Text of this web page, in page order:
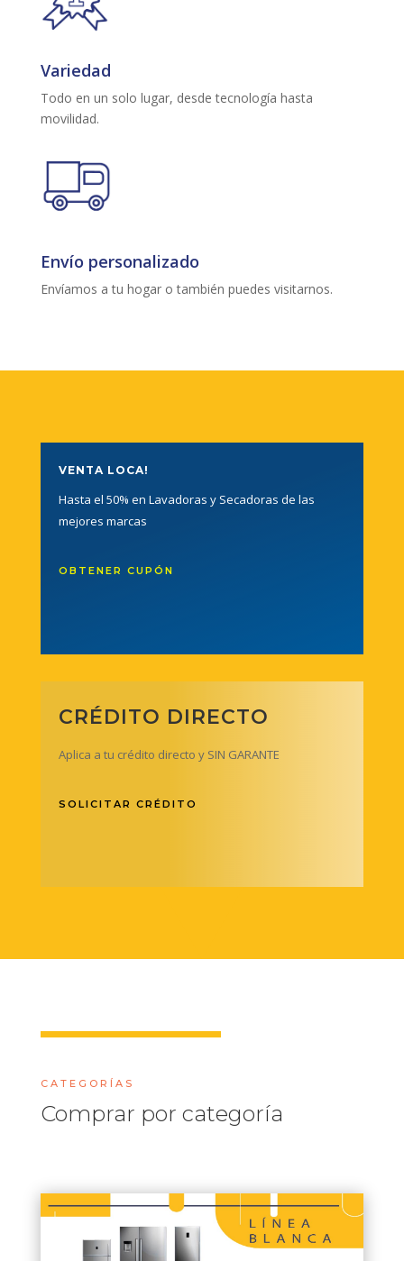
Variedad
Todo en un solo lugar, desde tecnología hasta
movilidad.
Envío personalizado
Envíamos a tu hogar o también puedes visitarnos.
VENTA LOCA!
Hasta el 50% en Lavadoras y Secadoras de las
mejores marcas
OBTENER CUPÓN
CRÉDITO DIRECTO
Aplica a tu crédito directo y SIN GARANTE
SOLICITAR CRÉDITO
CATEGORÍAS
Comprar por categoría